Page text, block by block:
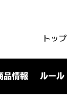
トップ
品情報 ルール